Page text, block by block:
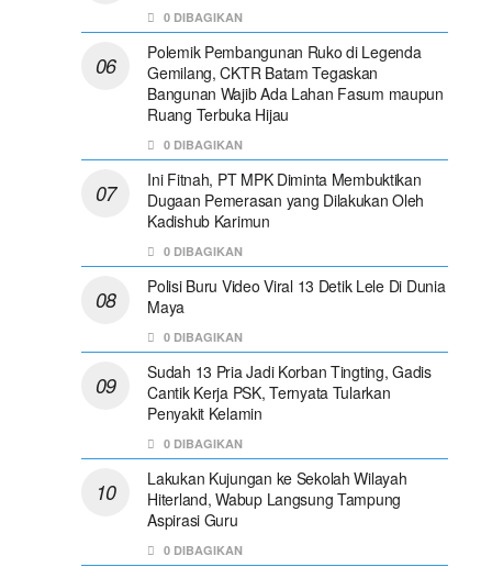
0 DIBAGIKAN
Polemik Pembangunan Ruko di Legenda
Gemilang, CKTR Batam Tegaskan
Bangunan Wajib Ada Lahan Fasum maupun
Ruang Terbuka Hijau
0 DIBAGIKAN
Ini Fitnah, PT MPK Diminta Membuktikan
Dugaan Pemerasan yang Dilakukan Oleh
Kadishub Karimun
0 DIBAGIKAN
Polisi Buru Video Viral 13 Detik Lele Di Dunia
Maya
0 DIBAGIKAN
Sudah 13 Pria Jadi Korban Tingting, Gadis
Cantik Kerja PSK, Ternyata Tularkan
Penyakit Kelamin
0 DIBAGIKAN
Lakukan Kujungan ke Sekolah Wilayah
Hiterland, Wabup Langsung Tampung
Aspirasi Guru
0 DIBAGIKAN